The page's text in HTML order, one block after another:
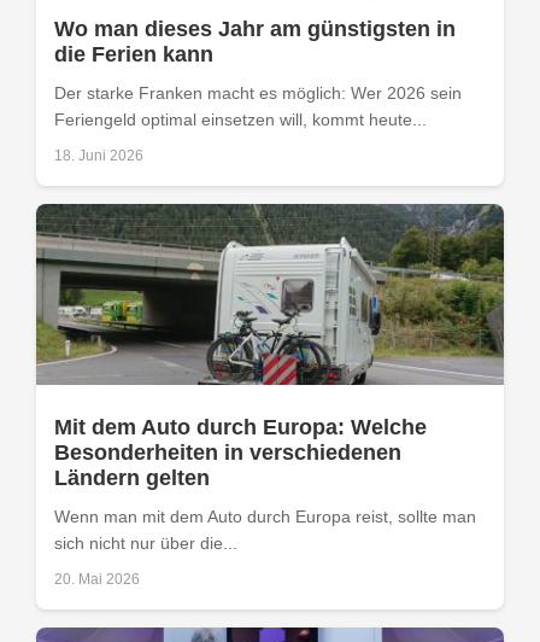
Wo man dieses Jahr am günstigsten in
die Ferien kann
Der starke Franken macht es möglich: Wer 2026 sein
Feriengeld optimal einsetzen will, kommt heute...
18. Juni 2026
Mit dem Auto durch Europa: Welche
Besonderheiten in verschiedenen
Ländern gelten
Wenn man mit dem Auto durch Europa reist, sollte man
sich nicht nur über die...
20. Mai 2026